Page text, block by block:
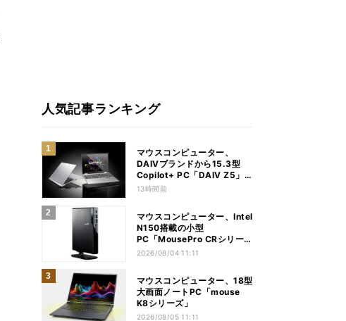
人気記事ランキング
マウスコンピューター、
DAIVブランドから15.3型
Copilot+ PC「DAIV Z5」
発売
13時間前
マウスコンピューター、Intel
N150搭載の小型
PC「MousePro CRシリー
ズ」
2026/08/04 11:11
マウスコンピューター、18型
大画面ノートPC「mouse
K8シリーズ」
2026/08/05 11:11